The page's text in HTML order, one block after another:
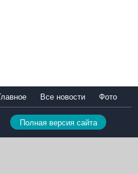
Все новости Фото
Полная версия сайта